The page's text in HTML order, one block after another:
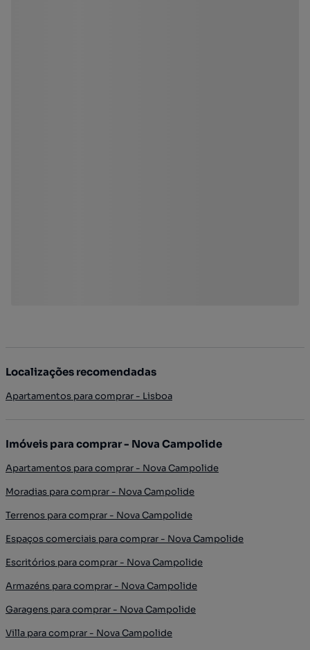
Localizações recomendadas
Apartamentos para comprar - Lisboa
Imóveis para comprar - Nova Campolide
Apartamentos para comprar - Nova Campolide
Moradias para comprar - Nova Campolide
Terrenos para comprar - Nova Campolide
Espaços comerciais para comprar - Nova Campolide
Escritórios para comprar - Nova Campolide
Armazéns para comprar - Nova Campolide
Garagens para comprar - Nova Campolide
Villa para comprar - Nova Campolide